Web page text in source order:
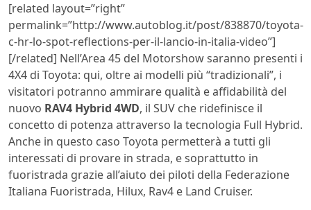
[related layout=”right”
permalink=”http://www.autoblog.it/post/838870/toyota-
c-hr-lo-spot-reflections-per-il-lancio-in-italia-video”]
[/related] Nell’Area 45 del Motorshow saranno presenti i
4X4 di Toyota: qui, oltre ai modelli più “tradizionali”, i
visitatori potranno ammirare qualità e affidabilità del
nuovo RAV4 Hybrid 4WD, il SUV che ridefinisce il
concetto di potenza attraverso la tecnologia Full Hybrid.
Anche in questo caso Toyota permetterà a tutti gli
interessati di provare in strada, e soprattutto in
fuoristrada grazie all’aiuto dei piloti della Federazione
Italiana Fuoristrada, Hilux, Rav4 e Land Cruiser.